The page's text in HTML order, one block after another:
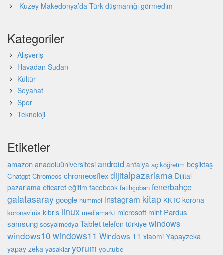
Kuzey Makedonya’da Türk düşmanlığı görmedim
Kategoriler
Alışveriş
Havadan Sudan
Kültür
Seyahat
Spor
Teknoloji
Etiketler
amazon anadoluüniversitesi android antalya açıköğretim beşiktaş
Chatgpt Chromeos chromeosflex dijitalpazarlama Dijital
pazarlama eticaret eğitim facebook fatihçoban fenerbahçe
galatasaraygoogle hummel instagram kitap KKTC korona
koronavirüs kıbrıs linux mediamarkt microsoft mint Pardus
samsung sosyalmedya Tablet telefon türkiyewindows
windows10 windows11 Windows 11 xiaomi Yapayzeka
yapay zeka yasaklar yorum youtube